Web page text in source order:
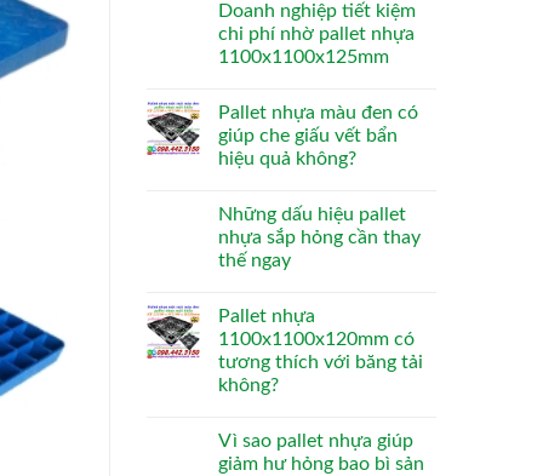
Doanh nghiệp tiết kiệm
chi phí nhờ pallet nhựa
1100x1100x125mm
Pallet nhựa màu đen có
giúp che giấu vết bẩn
hiệu quả không?
Những dấu hiệu pallet
nhựa sắp hỏng cần thay
thế ngay
Pallet nhựa
1100x1100x120mm có
tương thích với băng tải
không?
Vì sao pallet nhựa giúp
giảm hư hỏng bao bì sản